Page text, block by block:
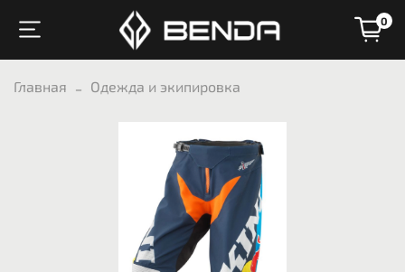
0
Главная Одежда и экипировка